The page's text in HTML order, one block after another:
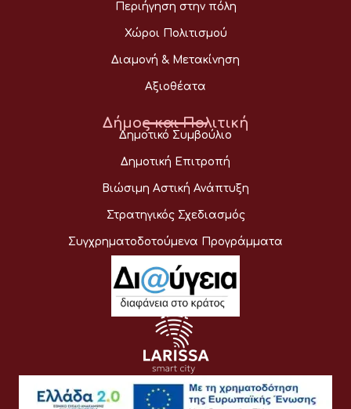
Περιήγηση στην πόλη
Χώροι Πολιτισμού
Διαμονή & Μετακίνηση
Αξιοθέατα
Δήμος και Πολιτική
Δημοτικό Συμβούλιο
Δημοτική Επιτροπή
Βιώσιμη Αστική Ανάπτυξη
Στρατηγικός Σχεδιασμός
Συγχρηματοδοτούμενα Προγράμματα